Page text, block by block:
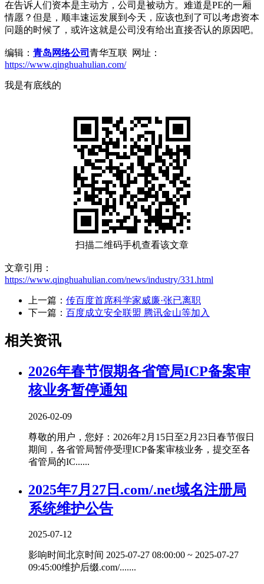
在告诉人们资本是主动方，公司是被动方。难道是PE的一厢
情愿？但是，顺丰速运发展到今天，应该也到了可以考虑资本
问题的时候了，或许这就是公司没有给出直接否认的原因吧。
编辑： 青岛网络公司 青华互联 网址：
https://www.qinghuahulian.com/
我是有底线的
扫描二维码手机查看该文章
文章引用：
https://www.qinghuahulian.com/news/industry/331.html
上一篇： 传百度首席科学家威廉·张已离职
下一篇： 百度成立安全联盟 腾讯金山等加入
相关资讯
2026年春节假期各省管局ICP备案审
核业务暂停通知
2026-02-09
尊敬的用户，您好：2026年2月15日至2月23日春节假日
期间，各省管局暂停受理ICP备案审核业务，提交至各
省管局的IC......
2025年7月27日.com/.net域名注册局
系统维护公告
2025-07-12
影响时间北京时间 2025-07-27 08:00:00 ~ 2025-07-27
09:45:00维护后缀.com/.......